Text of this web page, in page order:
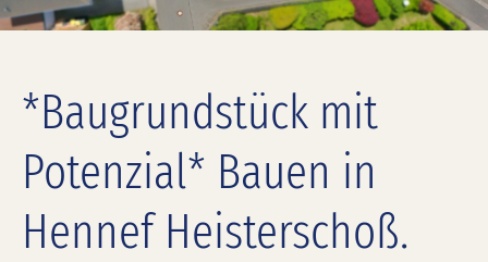
*Baugrundstück mit
Potenzial* Bauen in
Hennef Heisterschoß.